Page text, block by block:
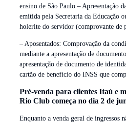
ensino de São Paulo – Apresentação
emitida pela Secretaria da Educação
holerite do servidor (comprovante de
– Aposentados: Comprovação da
mediante a apresentação de
apresentação de documento de
cartão de benefício do INSS que
Pré-venda para clientes Itaú e
Rio Club começa no dia 2 de
Enquanto a venda geral de ingressos